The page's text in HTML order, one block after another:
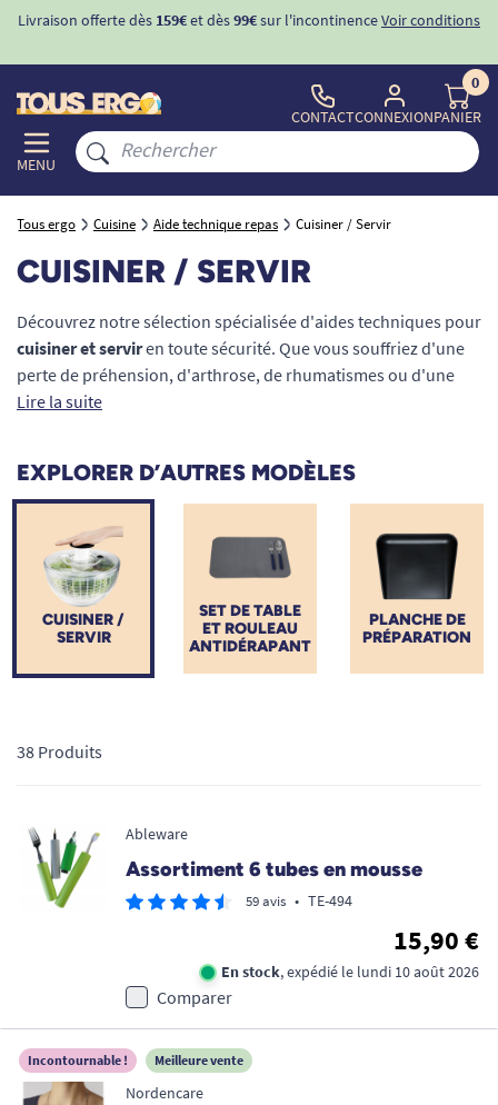
-10%avec le code "BIENVENUE" pourla 1ère commande
MENU
CONTACTCONNEXION
0
PANIER
Tous ergo Cuisine Aide technique repas Cuisiner / Servir
CUISINER / SERVIR
Découvrez notre sélection spécialisée d'aides techniques pour
cuisiner et serviren toute sécurité. Que vous souffriez d'une
perte de préhension, d'arthrose, de rhumatismes ou d'une
déficience visuelle, l'aménagement ergonomique de votre
et les seniors sont
conçus pour faciliter chaque préparation de repas. Simplifiez
vos gestes quotidiens, réduisez l'effort articulaire et retrouvez
l'autonomie et le plaisir de préparer de bons plats grâce à un
matériel médicalement adapté.
Lire la suite
EXPLORER D’AUTRES MODÈLES
SET DE TABLE
ET ROULEAU
ANTIDÉRAPANT
PLANCHE DE
PRÉPARATION
CUISINER /
SERVIR
38 Produits
Ableware
Assortiment 6 tubes en mousse
59 avis • TE-494
15,90 €
En stock, expédié le lundi 10 août 2026
Comparer
Incontournable ! Meilleure vente
Nordencare